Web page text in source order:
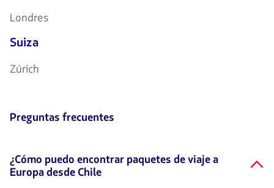
Londres
Suiza
Zúrich
Preguntas frecuentes
¿Cómo puedo encontrar paquetes de viaje a
Europa desde Chile